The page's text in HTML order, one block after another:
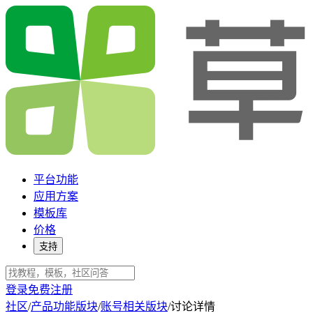
平台功能
应用方案
模板库
价格
支持
登录免费注册
社区/产品功能版块/账号相关版块/讨论详情